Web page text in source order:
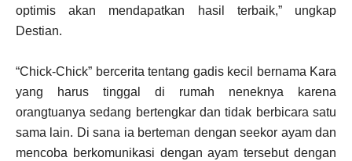
optimis akan mendapatkan hasil terbaik,” ungkap
Destian.
“Chick-Chick” bercerita tentang gadis kecil bernama Kara
yang harus tinggal di rumah neneknya karena
orangtuanya sedang bertengkar dan tidak berbicara satu
sama lain. Di sana ia berteman dengan seekor ayam dan
mencoba berkomunikasi dengan ayam tersebut dengan